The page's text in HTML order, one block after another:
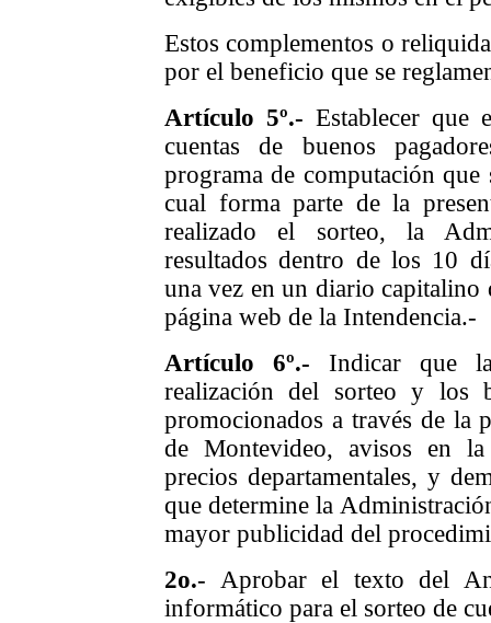
Estos complementos o
por el beneficio que se
Artículo 5º.- Establecer que
cuentas de buenos
programa de computación
cual forma parte de la
realizado el sorteo, la
resultados dentro de los 10
una vez en un diario
página web de la Intendencia.-
Artículo6º.-Indicar que
realización del sorteo y los
promocionados a través de la
de Montevideo, avisos en
precios departamentales, y
que determine la
mayor publicidad del
2o.- Aprobar el texto del
informático para el sorteo de